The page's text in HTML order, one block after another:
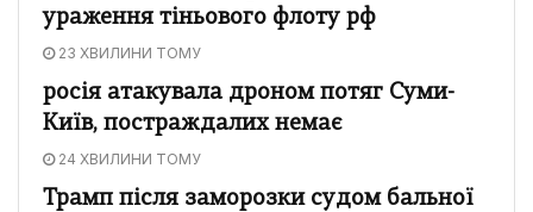
ураження тіньового флоту рф
23 ХВИЛИНИ ТОМУ
росія атакувала дроном потяг Суми-
Київ, постраждалих немає
24 ХВИЛИНИ ТОМУ
Трамп після заморозки судом бальної